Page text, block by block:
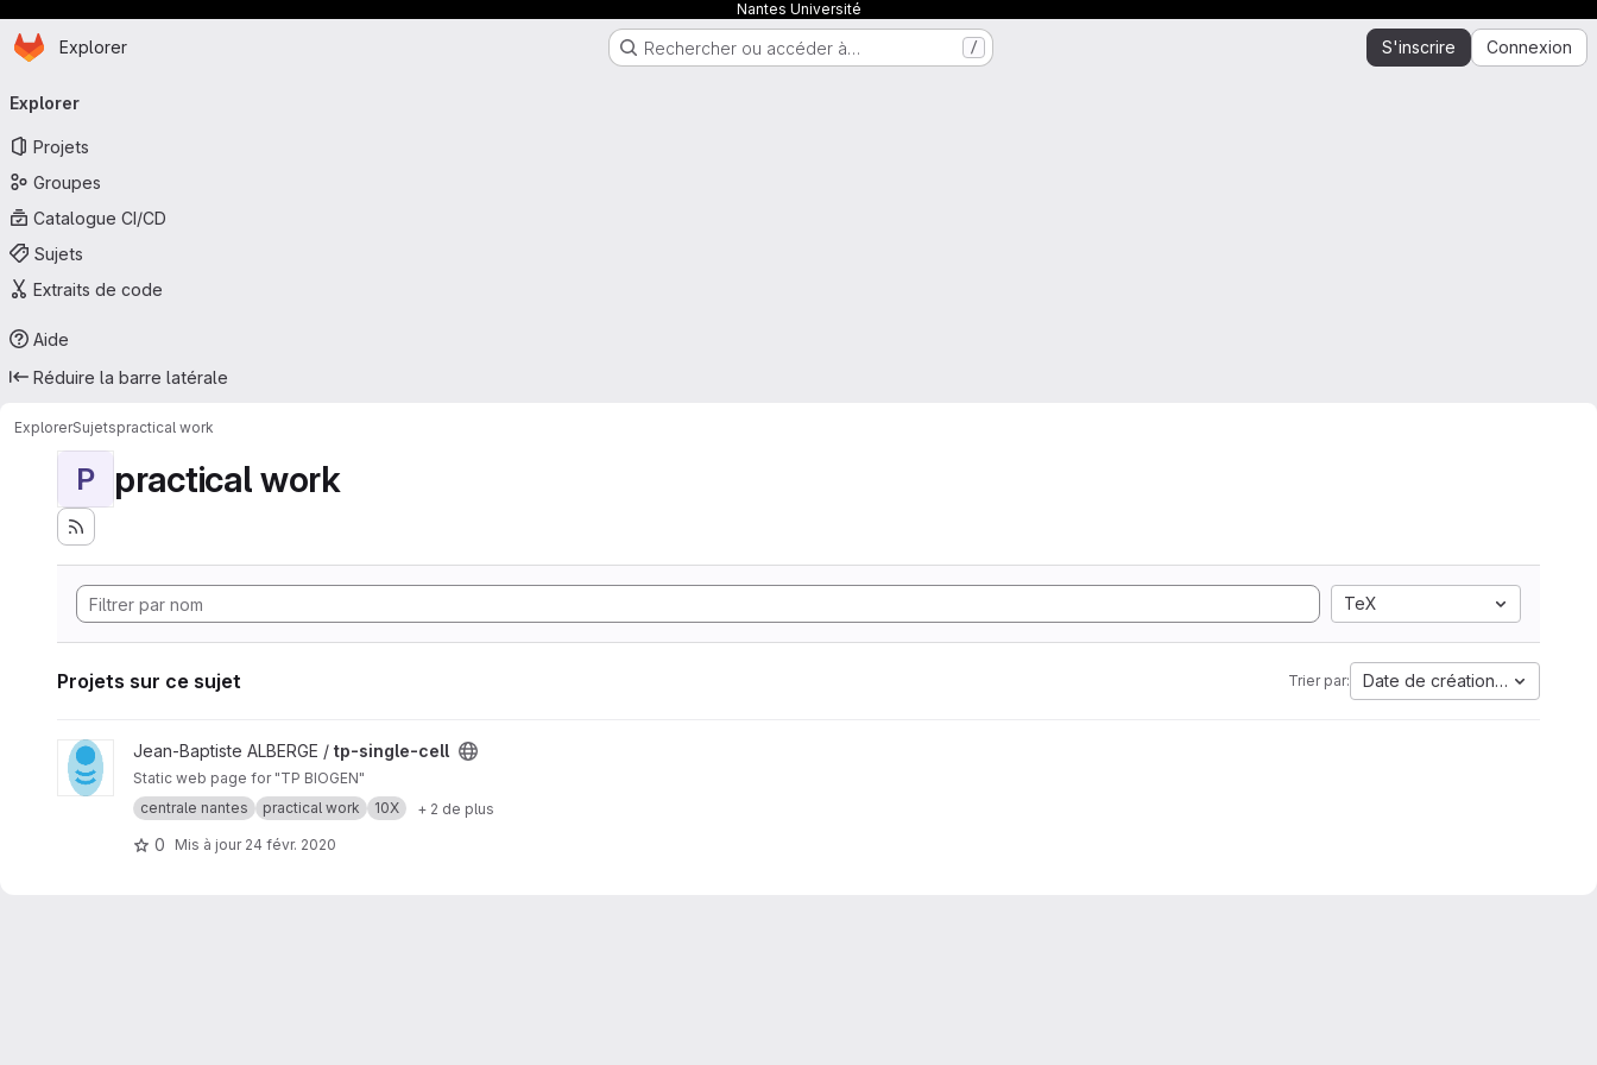
Nantes Université
Passer au contenu principal
Page d'accueil
Explorer Rechercher ou accéder à… / S'inscrire Connexion
principale
Explorer
Projets
Groupes
Catalogue CI/CD
Sujets
Extraits de code
Aide
Réduire la barre latérale
ExplorerSujetspractical work
P practical work
TeX
Projets sur ce sujet Trier par: Date de création la plus
Afficher le projet tp-single-cell
Jean-Baptiste ALBERGE / tp-single-cell
Static web page for "TP BIOGEN"
centrale nantes
practical work 10X + 2 de plus
0 Mis à jour 24 févr. 2020